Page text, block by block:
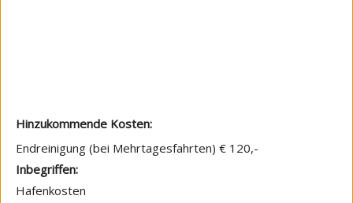
Hinzukommende Kosten:
Endreinigung (bei Mehrtagesfahrten) € 120,-
Inbegriffen:
Hafenkosten